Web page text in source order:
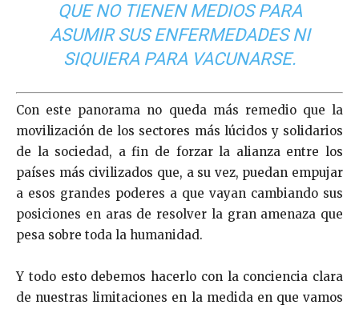
QUE NO TIENEN MEDIOS PARA
ASUMIR SUS ENFERMEDADES NI
SIQUIERA PARA VACUNARSE.
Con este panorama no queda más remedio que la
movilización de los sectores más lúcidos y solidarios
de la sociedad, a fin de forzar la alianza entre los
países más civilizados que, a su vez, puedan empujar
a esos grandes poderes a que vayan cambiando sus
posiciones en aras de resolver la gran amenaza que
pesa sobre toda la humanidad.
Y todo esto debemos hacerlo con la conciencia clara
de nuestras limitaciones en la medida en que vamos